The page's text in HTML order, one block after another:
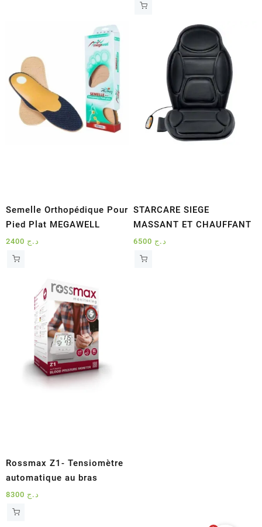
Semelle Orthopédique Pour
Pied Plat MEGAWELL
د.ج
STARCARE SIEGE
MASSANT ET CHAUFFANT
د.ج
Rossmax Z1- Tensiomètre
automatique au bras
د.ج